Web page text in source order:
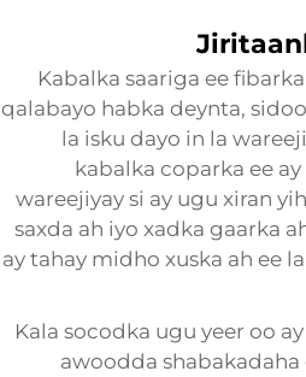
Kabalka saariga ee
qalabayo habka deynta,
la isku dayo in la
kabalka coparka ee
wareejiyay si ay ugu xiran
saxda ah iyo xadka gaarka
ay tahay midho xuska ah ee
Kala socodka ugu yeer oo
awoodda shabakadaha